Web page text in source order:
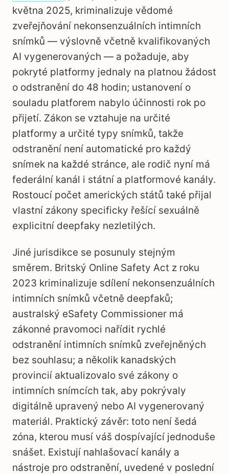
května 2025, kriminalizuje vědomé
zveřejňování nekonsenzuálních intimních
snímků — výslovně včetně kvalifikovaných
AI vygenerovaných — a požaduje, aby
pokryté platformy jednaly na platnou žádost
o odstranění do 48 hodin; ustanovení o
souladu platforem nabylo účinnosti rok po
přijetí. Zákon se vztahuje na určité
platformy a určité typy snímků, takže
odstranění není automatické pro každý
snímek na každé stránce, ale rodič nyní má
federální kanál i státní a platformové kanály.
Rostoucí počet amerických států také přijal
vlastní zákony specificky řešící sexuálně
explicitní deepfaky nezletilých.
Jiné jurisdikce se posunuly stejným
směrem. Britský Online Safety Act z roku
2023 kriminalizuje sdílení nekonsenzuálních
intimních snímků včetně deepfaků;
australský eSafety Commissioner má
zákonné pravomoci nařídit rychlé
odstranění intimních snímků zveřejněných
bez souhlasu; a několik kanadských
provincií aktualizovalo své zákony o
intimních snímcích tak, aby pokrývaly
digitálně upravený nebo AI vygenerovaný
materiál. Praktický závěr: toto není šedá
zóna, kterou musí váš dospívající jednoduše
snášet. Existují nahlašovací kanály a
nástroje pro odstranění, uvedené v poslední